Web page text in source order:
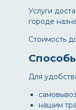
Услуги
городе
Стоимость
Для
самовывоз
нашим